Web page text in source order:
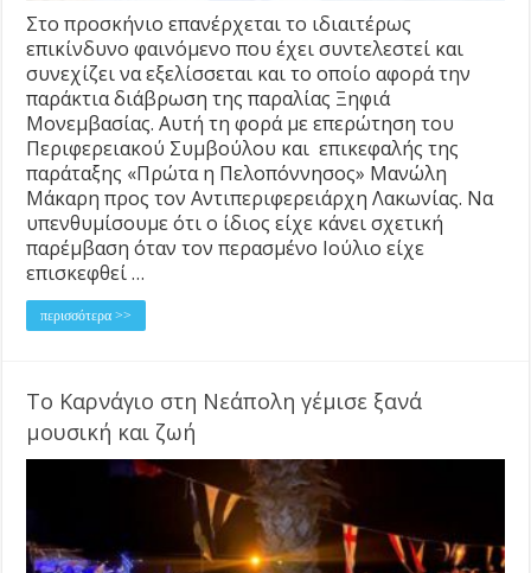
Στο προσκήνιο επανέρχεται το ιδιαιτέρως
επικίνδυνο φαινόμενο που έχει συντελεστεί και
συνεχίζει να εξελίσσεται και το οποίο αφορά την
παράκτια διάβρωση της παραλίας Ξηφιά
Μονεμβασίας. Αυτή τη φορά με επερώτηση του
Περιφερειακού Συμβούλου και επικεφαλής της
παράταξης «Πρώτα η Πελοπόννησος» Μανώλη
Μάκαρη προς τον Αντιπεριφερειάρχη Λακωνίας. Να
υπενθυμίσουμε ότι ο ίδιος είχε κάνει σχετική
παρέμβαση όταν τον περασμένο Ιούλιο είχε
επισκεφθεί …
περισσότερα >>
Το Καρνάγιο στη Νεάπολη γέμισε ξανά
μουσική και ζωή